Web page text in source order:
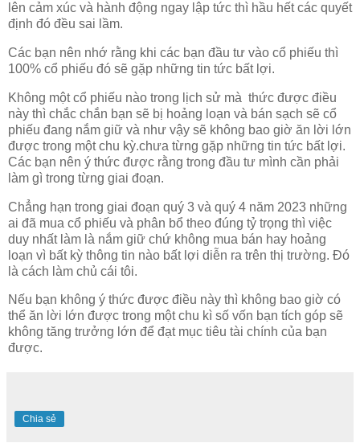
lên cảm xúc và hành động ngay lập tức thì hầu hết các quyết
định đó đều sai lầm.
Các bạn nên nhớ rằng khi các bạn đầu tư vào cổ phiếu thì
100% cổ phiếu đó sẽ gặp những tin tức bất lợi.
Không một cổ phiếu nào trong lịch sử mà thức được điều
này thì chắc chắn bạn sẽ bị hoảng loạn và bán sạch sẽ cổ
phiếu đang nắm giữ và như vậy sẽ không bao giờ ăn lời lớn
được trong một chu kỳ.chưa từng gặp những tin tức bất lợi.
Các bạn nên ý thức được rằng trong đầu tư mình cần phải
làm gì trong từng giai đoạn.
Chẳng hạn trong giai đoạn quý 3 và quý 4 năm 2023 những
ai đã mua cổ phiếu và phân bổ theo đúng tỷ trọng thì việc
duy nhất làm là nắm giữ chứ không mua bán hay hoảng
loạn vì bất kỳ thông tin nào bất lợi diễn ra trên thị trường. Đó
là cách làm chủ cái tôi.
Nếu bạn không ý thức được điều này thì không bao giờ có
thể ăn lời lớn được trong một chu kì số vốn bạn tích góp sẽ
không tăng trưởng lớn để đạt mục tiêu tài chính của bạn
được.
Chia sẻ